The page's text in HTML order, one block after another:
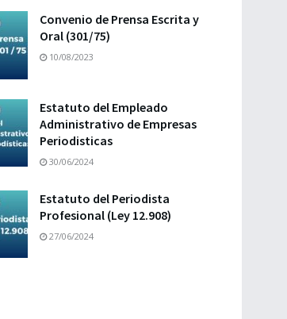
Convenio de Prensa Escrita y
Oral (301/75)
10/08/2023
Estatuto del Empleado
Administrativo de Empresas
Periodisticas
30/06/2024
Estatuto del Periodista
Profesional (Ley 12.908)
27/06/2024